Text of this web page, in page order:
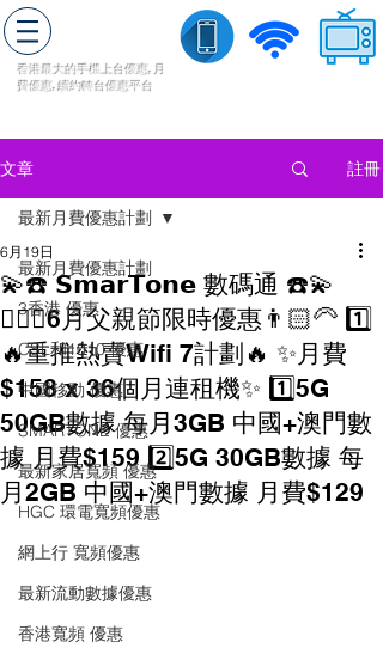
香港最大的手機上台優惠, 月
費優惠,續約轉台優惠平台
文章 註冊
最新月費優惠計劃
3香港 優惠
CSL和1010 優惠
中國移動 優惠
SMARTONE 優惠
最新家居寬頻 優惠
HGC 環電寬頻優惠
網上行 寬頻優惠
最新流動數據優惠
香港寬頻 優惠
最新月費優惠計劃
💫☎️ 𝗦𝗺𝗮𝗿𝗧𝗼𝗻𝗲 數碼通 ☎️💫
🧔🏻‍♂️6月父親節限時優惠👨🏻‍🦳 1️⃣
🔥重推熱賣Wifi 7計劃🔥 ✨月費
$158 x 36個月連租機✨ 1️⃣5G
50GB數據 每月3GB 中國+澳門數
據 月費$159 2️⃣5G 30GB數據 每
月2GB 中國+澳門數據 月費$129
6月19日